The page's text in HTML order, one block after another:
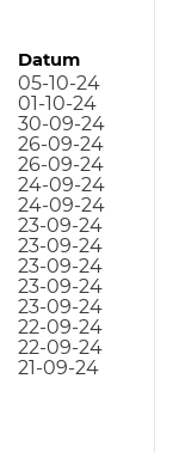
Datum
05-10-24
01-10-24
30-09-24
26-09-24
26-09-24
24-09-24
24-09-24
23-09-24
23-09-24
23-09-24
23-09-24
23-09-24
22-09-24
22-09-24
21-09-24